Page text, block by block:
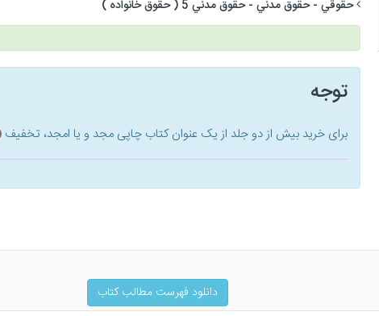
حقوقي - حقوق مدني - حقوق مدني 5 ( حقوق خانواده )
توجه
برای خرید بیش از دو جلد از یک عنوان کتاب‌ چاپی مجد و یا امجد، تخفیف
دانلود فهرست مطالب کتاب